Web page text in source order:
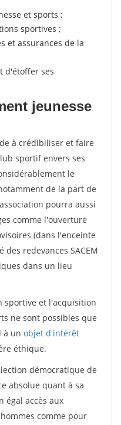
et sports ;
sportives ;
et assurances de la
d'étoffer ses
jeunesse
à crédibiliser et faire
sportif envers ses
le
de la part de
pourra aussi
comme l'ouverture
(dans l'enceinte
redevances SACEM
dans un lieu
sportive et l'acquisition
ne sont possibles que
à un objet d'intérêt
éthique.
démocratique de
absolue quant à sa
égal accès aux
comme pour